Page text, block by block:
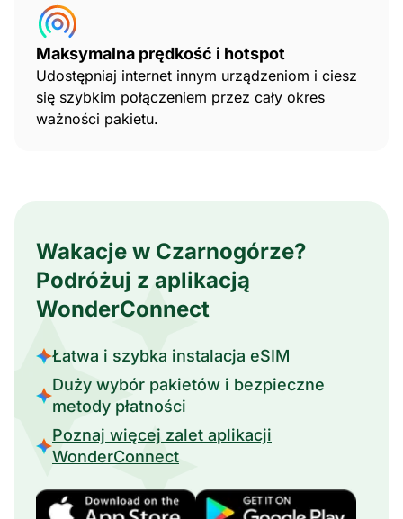
Maksymalna prędkość i hotspot
Udostępniaj internet innym urządzeniom i ciesz
się szybkim połączeniem przez cały okres
ważności pakietu.
Wakacje w Czarnogórze?
Podróżuj z aplikacją
WonderConnect
Łatwa i szybka instalacja eSIM
Duży wybór pakietów i bezpieczne
metody płatności
Poznaj więcej zalet aplikacji
WonderConnect